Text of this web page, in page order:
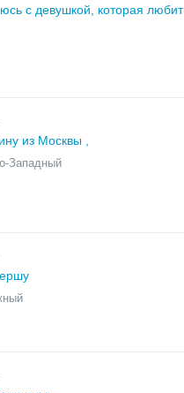
с девушкой, которая любит
из Москвы ,
Западный